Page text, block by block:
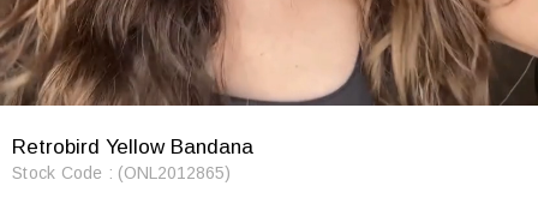
Retrobird Yellow Bandana
Stock Code (ONL2012865)